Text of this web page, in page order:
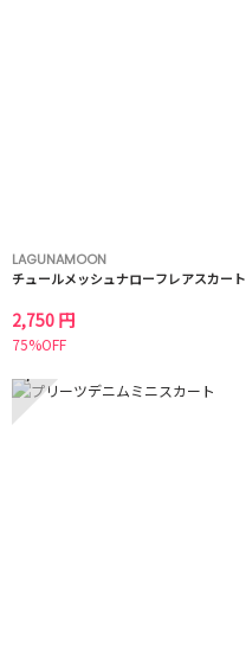
LAGUNAMOON
チュールメッシュナローフレアスカート
2,750 円
75%OFF
7